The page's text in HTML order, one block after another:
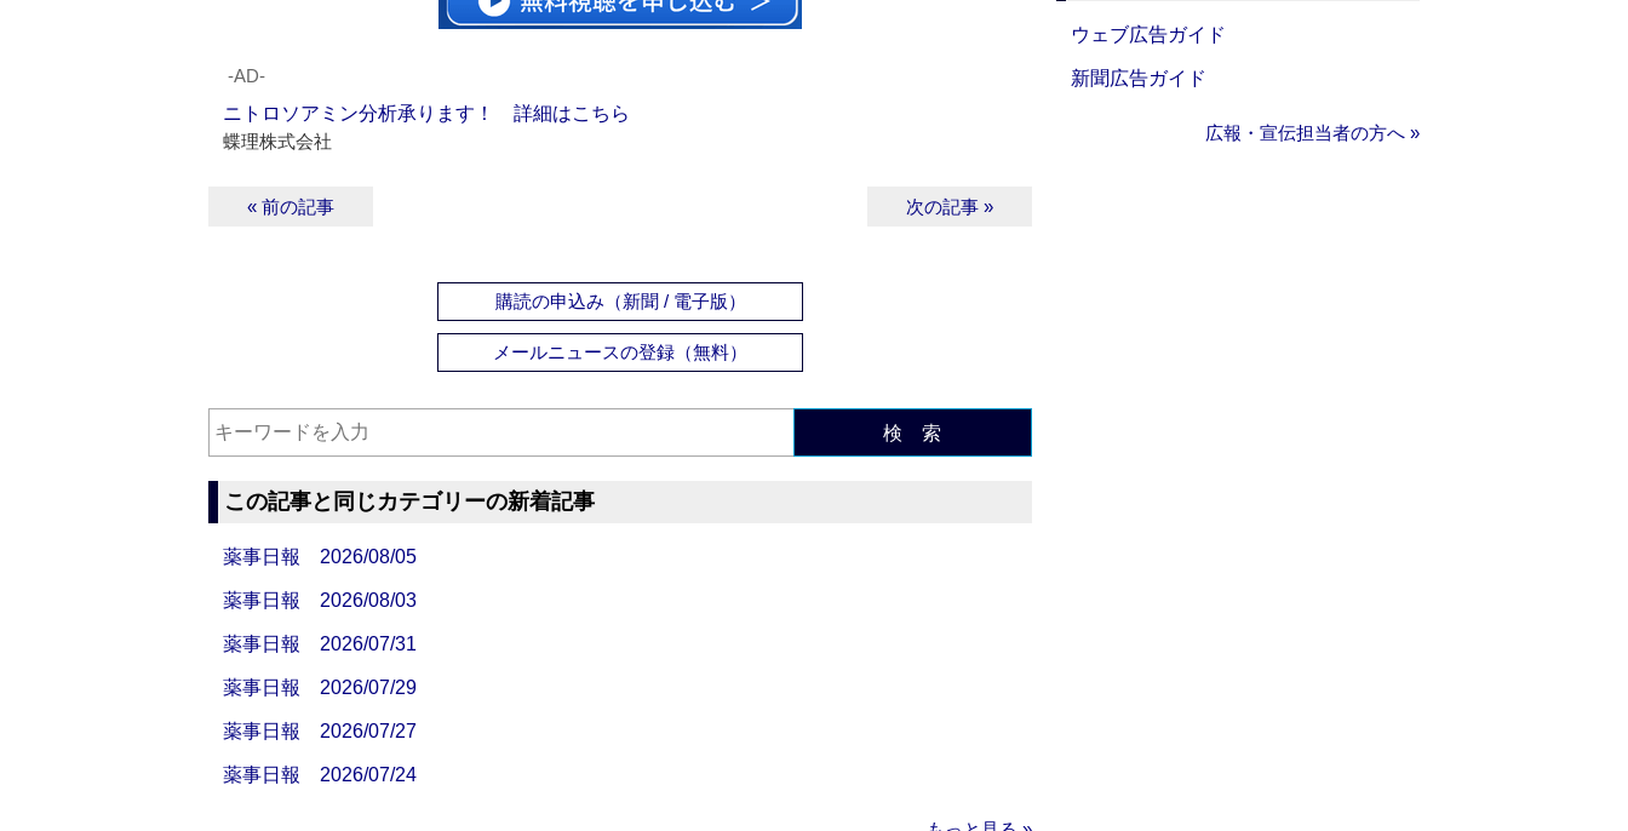
‐AD‐
ニトロソアミン分析承ります！ 詳細はこちら
蝶理株式会社
« 前の記事 次の記事 »
購読の申込み（新聞 / 電子版）
メールニュースの登録（無料）
検 索
この記事と同じカテゴリーの新着記事
薬事日報 2026/08/05
薬事日報 2026/08/03
薬事日報 2026/07/31
薬事日報 2026/07/29
薬事日報 2026/07/27
薬事日報 2026/07/24
ウェブ広告ガイド
新聞広告ガイド
広報・宣伝担当者の方へ »